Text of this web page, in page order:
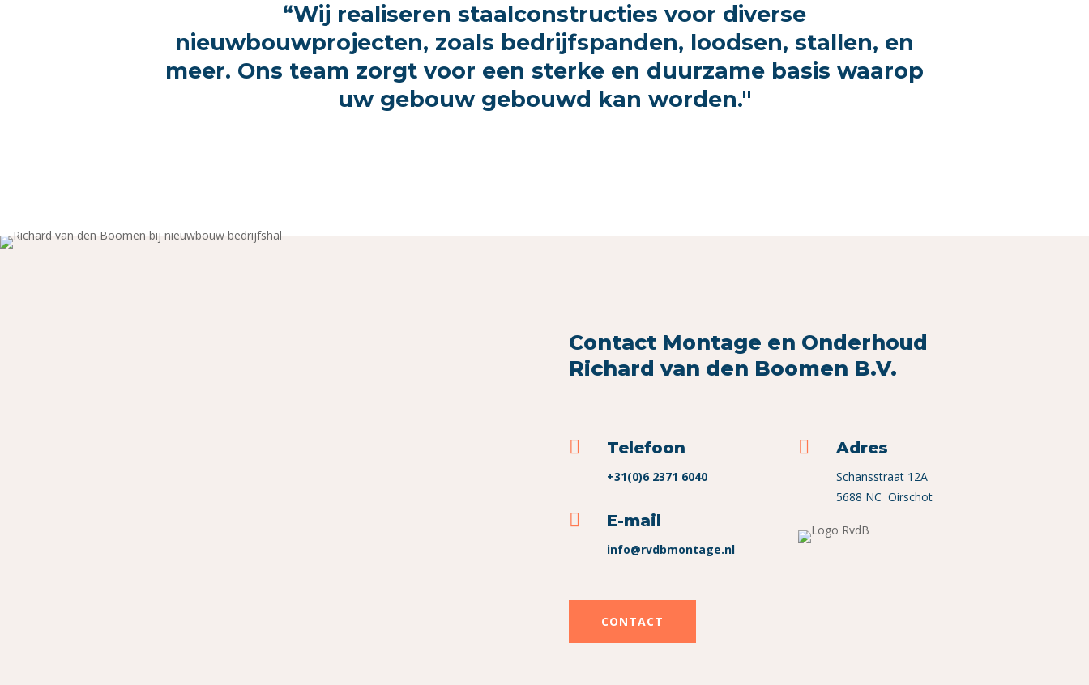
“Wij realiseren staalconstructies voor diverse
nieuwbouwprojecten, zoals bedrijfspanden, loodsen, stallen, en
meer. Ons team zorgt voor een sterke en duurzame basis waarop
uw gebouw gebouwd kan worden."
Contact Montage en Onderhoud
Richard van den Boomen B.V.
 Telefoon
+31(0)6 2371 6040
 E-mail
info@rvdbmontage.nl
CONTACT
 Adres
Schansstraat 12A
5688 NC Oirschot